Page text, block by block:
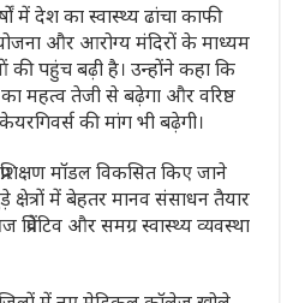
में देश का स्वास्थ्य ढांचा काफी
और आरोग्य मंदिरों के माध्यम
की पहुंच बढ़ी है। उन्होंने कहा कि
महत्व तेजी से बढ़ेगा और वरिष्ठ
की मांग भी बढ़ेगी।
मॉडल विकसित किए जाने
में बेहतर मानव संसाधन तैयार
और समग्र स्वास्थ्य व्यवस्था